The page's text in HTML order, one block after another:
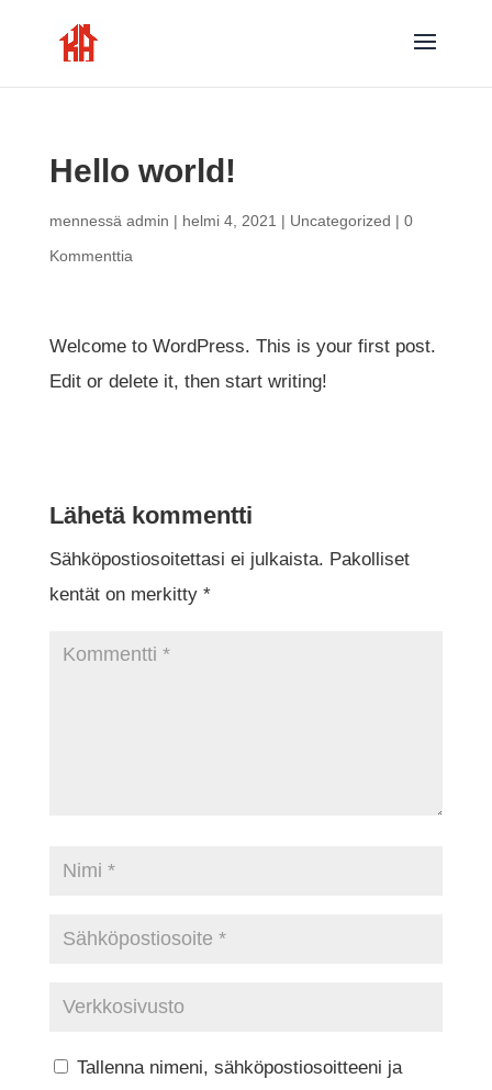
Hello world!
mennessä admin | helmi 4, 2021 | Uncategorized | 0
Kommenttia
Welcome to WordPress. This is your first post.
Edit or delete it, then start writing!
Lähetä kommentti
Sähköpostiosoitettasi ei julkaista. Pakolliset
kentät on merkitty *
Tallenna nimeni, sähköpostiosoitteeni ja